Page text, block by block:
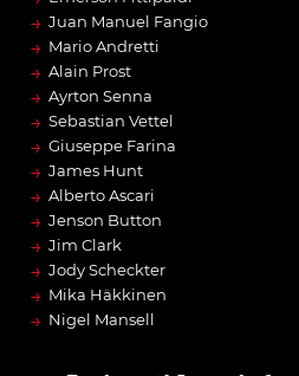
→ Juan Manuel Fangio
→ Mario Andretti
→ Alain Prost
→ Ayrton Senna
→ Sebastian Vettel
→ Giuseppe Farina
→ James Hunt
→ Alberto Ascari
→ Jenson Button
→ Jim Clark
→ Jody Scheckter
→ Mika Häkkinen
→ Nigel Mansell